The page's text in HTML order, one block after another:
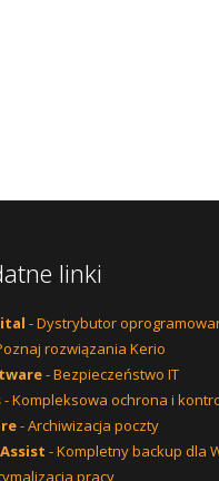
linki
- Dystrybutor
rozwiązania Kerio
- Bezpieczeństwo IT
- Kompleksowa ochrona i
- Archiwizacja poczty
- Kompletny backup dla
pracy